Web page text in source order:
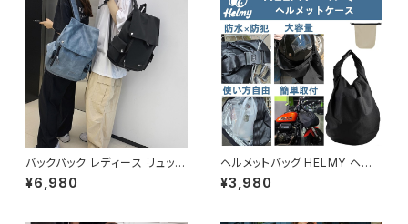
バックパック レディース リュック
春夏 秋冬 春 夏 秋 冬 黒 白 バ
ッグ 大容量 リュックサック かば
¥6,980
ヘルメットバッグ HELMY ヘルミ
ー ヘルメット 収納 バッグ ケー
ス 入れ 自転車 バイク フルフェ
¥3,980